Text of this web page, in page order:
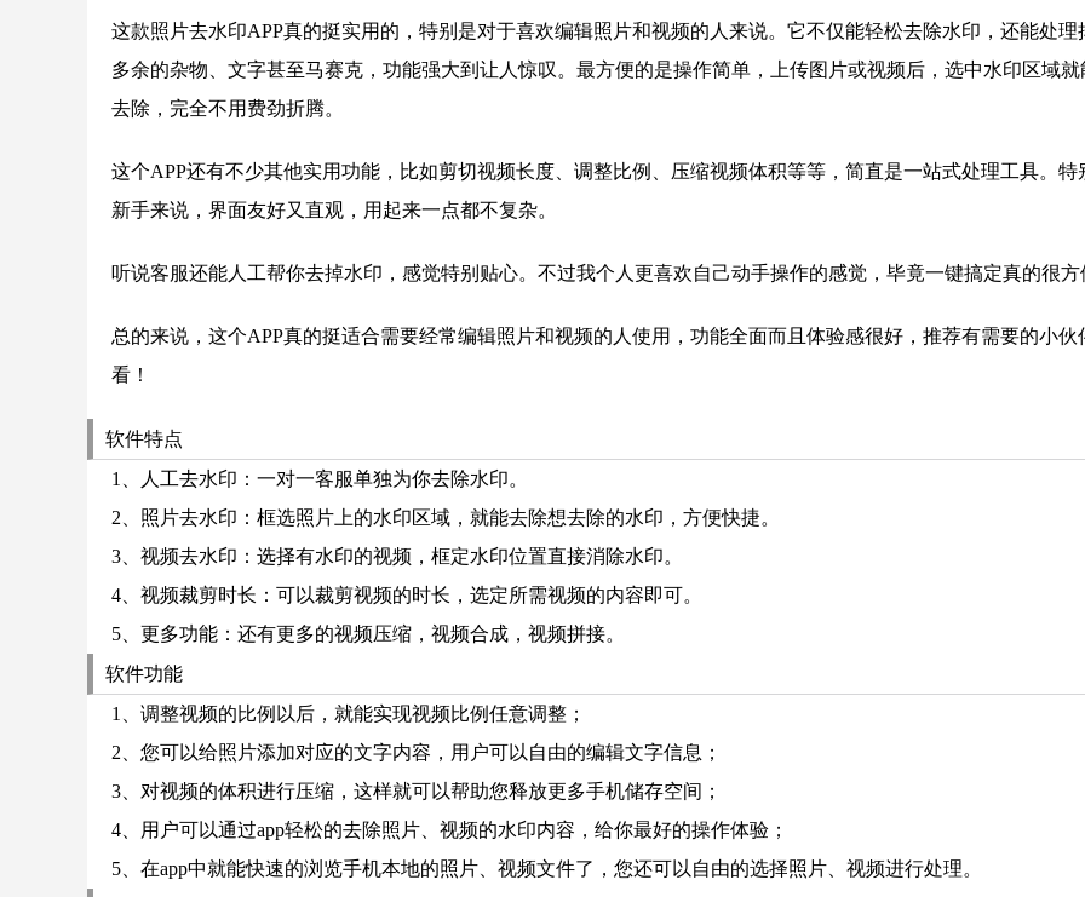
这款照片去水印APP真的挺实用的，特别是对于喜欢编辑照片和视频的人来说。它不仅能轻松去除水印，还能处理
多余的杂物、文字甚至马赛克，功能强大到让人惊叹。最方便的是操作简单，上传图片或视频后，选中水印区域就
去除，完全不用费劲折腾。
这个APP还有不少其他实用功能，比如剪切视频长度、调整比例、压缩视频体积等等，简直是一站式处理工具。特
新手来说，界面友好又直观，用起来一点都不复杂。
听说客服还能人工帮你去掉水印，感觉特别贴心。不过我个人更喜欢自己动手操作的感觉，毕竟一键搞定真的很方
总的来说，这个APP真的挺适合需要经常编辑照片和视频的人使用，功能全面而且体验感很好，推荐有需要的小伙
看！
软件特点
1、人工去水印：一对一客服单独为你去除水印。
2、照片去水印：框选照片上的水印区域，就能去除想去除的水印，方便快捷。
3、视频去水印：选择有水印的视频，框定水印位置直接消除水印。
4、视频裁剪时长：可以裁剪视频的时长，选定所需视频的内容即可。
5、更多功能：还有更多的视频压缩，视频合成，视频拼接。
软件功能
1、调整视频的比例以后，就能实现视频比例任意调整；
2、您可以给照片添加对应的文字内容，用户可以自由的编辑文字信息；
3、对视频的体积进行压缩，这样就可以帮助您释放更多手机储存空间；
4、用户可以通过app轻松的去除照片、视频的水印内容，给你最好的操作体验；
5、在app中就能快速的浏览手机本地的照片、视频文件了，您还可以自由的选择照片、视频进行处理。